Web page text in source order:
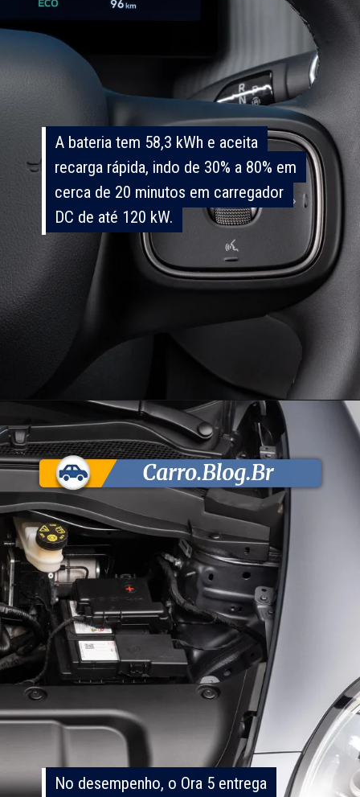
A bateria tem 58,3 kWh e aceita
recarga rápida, indo de 30% a 80% em
cerca de 20 minutos em carregador
DC de até 120 kW.
A bateria tem 58,3 kWh e aceita
recarga rápida, indo de 30% a 80% em
cerca de 20 minutos em carregador
DC de até 120 kW.
No desempenho, o Ora 5 entrega
No desempenho, o Ora 5 entrega